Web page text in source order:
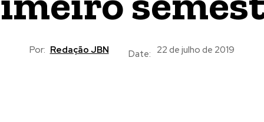
Por: Redação JBN Date: 22 de julho de 2019